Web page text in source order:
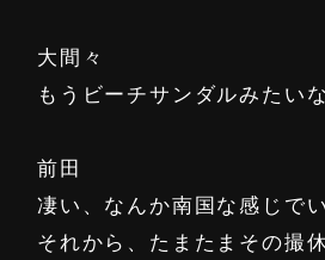
大間々
もうビーチサンダルみたいな
前田
凄い、なんか南国な感じで
それから、たまたまその撮